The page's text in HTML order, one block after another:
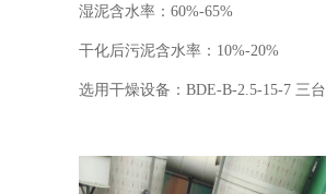
湿泥含水率：60%-65%
干化后污泥含水率：10%-20%
选用干燥设备：BDE-B-2.5-15-7 三台